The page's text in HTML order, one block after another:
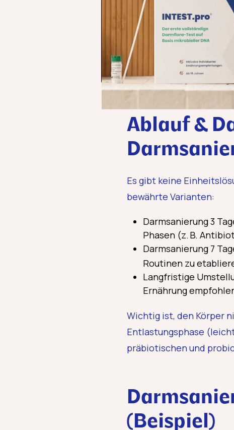
Ablauf &
Es gibt keine
bewährte Varianten:
Darmsanierung 3
Phasen (z. B.
Darmsanierung 7
Routinen zu
Langfristige
Ernährung
Wichtig ist, den Körper
Entlastungsphase
präbiotischen und
(Beispiel)